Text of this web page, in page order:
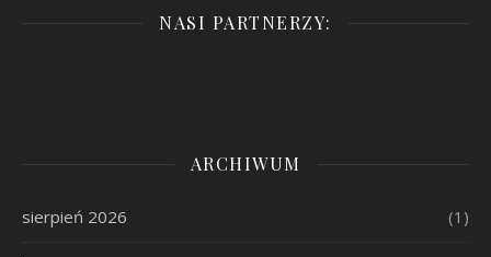
NASI PARTNERZY:
ARCHIWUM
sierpień 2026 (1)